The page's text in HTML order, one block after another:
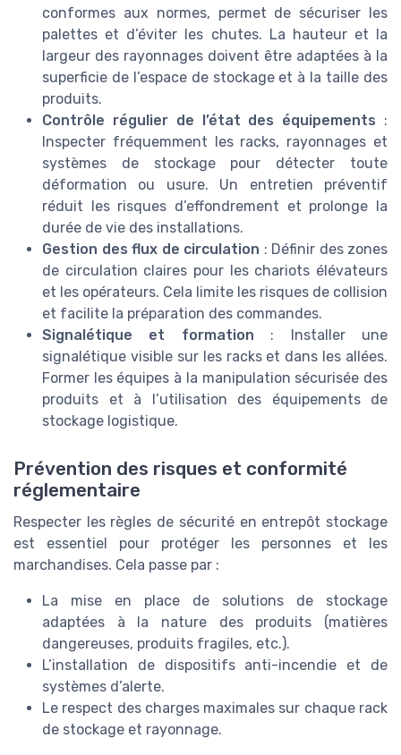
conformes aux normes, permet de sécuriser les
palettes et d’éviter les chutes. La hauteur et la
largeur des rayonnages doivent être adaptées à la
superficie de l’espace de stockage et à la taille des
produits.
Contrôle régulier de l’état des équipements :
Inspecter fréquemment les racks, rayonnages et
systèmes de stockage pour détecter toute
déformation ou usure. Un entretien préventif
réduit les risques d’effondrement et prolonge la
durée de vie des installations.
Gestion des flux de circulation : Définir des zones
de circulation claires pour les chariots élévateurs
et les opérateurs. Cela limite les risques de collision
et facilite la préparation des commandes.
Signalétique et formation : Installer une
signalétique visible sur les racks et dans les allées.
Former les équipes à la manipulation sécurisée des
produits et à l’utilisation des équipements de
stockage logistique.
Prévention des risques et conformité
réglementaire
Respecter les règles de sécurité en entrepôt stockage
est essentiel pour protéger les personnes et les
marchandises. Cela passe par :
La mise en place de solutions de stockage
adaptées à la nature des produits (matières
dangereuses, produits fragiles, etc.).
L’installation de dispositifs anti-incendie et de
systèmes d’alerte.
Le respect des charges maximales sur chaque rack
de stockage et rayonnage.